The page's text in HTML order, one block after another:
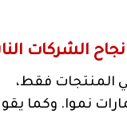
الشركات
المنتجات فقط،
نموا. وكما